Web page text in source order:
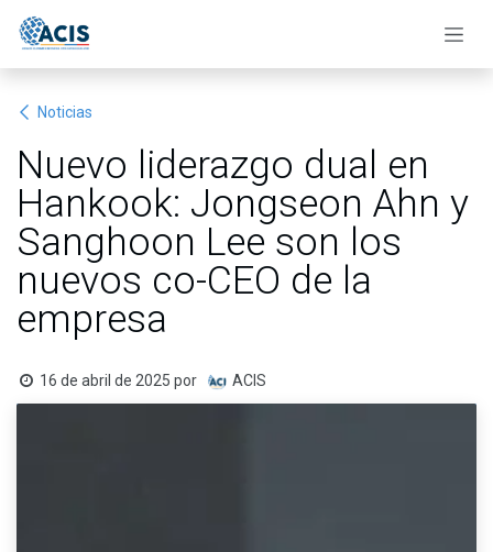
Noticias
Nuevo liderazgo dual en
Hankook: Jongseon Ahn y
Sanghoon Lee son los
nuevos co-CEO de la
empresa
16 de abril de 2025 por ACIS